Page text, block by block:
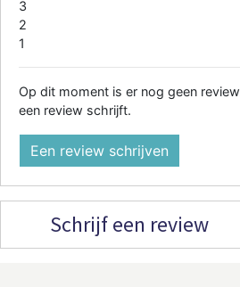
3
2
1
Op dit moment is er nog geen
een review schrijft.
Een review schrijven
Schrijf een review